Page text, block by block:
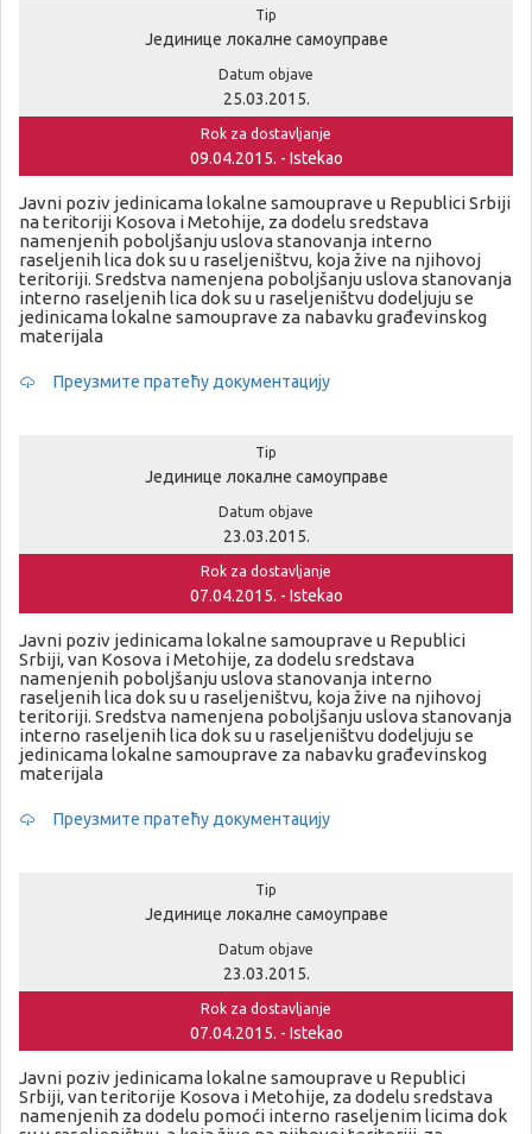
Tip
Јединице локалне самоуправе
Datum objave
25.03.2015.
Rok za dostavljanje
09.04.2015. - Istekao
Javni poziv jedinicama lokalne samouprave u Republici Srbiji
na teritoriji Kosova i Metohije, za dodelu sredstava
namenjenih poboljšanju uslova stanovanja interno
raseljenih lica dok su u raseljeništvu, koja žive na njihovoj
teritoriji. Sredstva namenjena poboljšanju uslova stanovanja
interno raseljenih lica dok su u raseljeništvu dodeljuju se
jedinicama lokalne samouprave za nabavku građevinskog
materijala
Преузмите пратећу документацију
Tip
Јединице локалне самоуправе
Datum objave
23.03.2015.
Rok za dostavljanje
07.04.2015. - Istekao
Javni poziv jedinicama lokalne samouprave u Republici
Srbiji, van Kosova i Metohije, za dodelu sredstava
namenjenih poboljšanju uslova stanovanja interno
raseljenih lica dok su u raseljeništvu, koja žive na njihovoj
teritoriji. Sredstva namenjena poboljšanju uslova stanovanja
interno raseljenih lica dok su u raseljeništvu dodeljuju se
jedinicama lokalne samouprave za nabavku građevinskog
materijala
Преузмите пратећу документацију
Tip
Јединице локалне самоуправе
Datum objave
23.03.2015.
Rok za dostavljanje
07.04.2015. - Istekao
Javni poziv jedinicama lokalne samouprave u Republici
Srbiji, van teritorije Kosova i Metohije, za dodelu sredstava
namenjenih za dodelu pomoći interno raseljenim licima dok